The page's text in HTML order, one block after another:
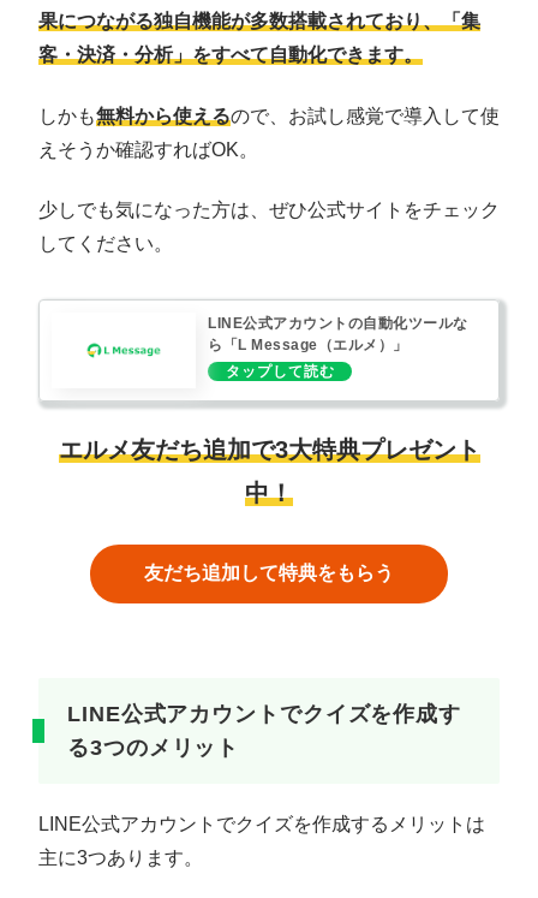
果につながる独自機能が多数搭載されており、「集
客・決済・分析」をすべて自動化できます。
しかも無料から使えるので、お試し感覚で導入して使
えそうか確認すればOK。
少しでも気になった方は、ぜひ公式サイトをチェック
してください。
LINE公式アカウントの自動化ツールな
ら「L Message（エルメ）」
エルメ友だち追加で3大特典プレゼント
中！
友だち追加して特典をもらう
LINE公式アカウントでクイズを作成す
る3つのメリット
LINE公式アカウントでクイズを作成するメリットは
主に3つあります。